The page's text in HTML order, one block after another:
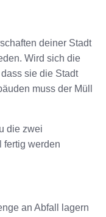
deiner Stadt
Wird sich die
sie die Stadt
muss der Müll
die zwei
fertig werden
an Abfall lagern